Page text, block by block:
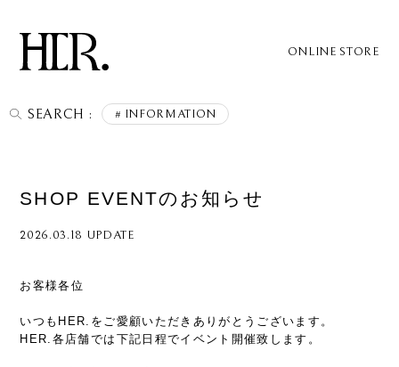
ONLINE STORE
SEARCH : INFORMATION
SHOP EVENTのお知らせ
2026.03.18 UPDATE
お客様各位
いつもHER.をご愛顧いただきありがとうございます。
HER.各店舗では下記日程でイベント開催致します。